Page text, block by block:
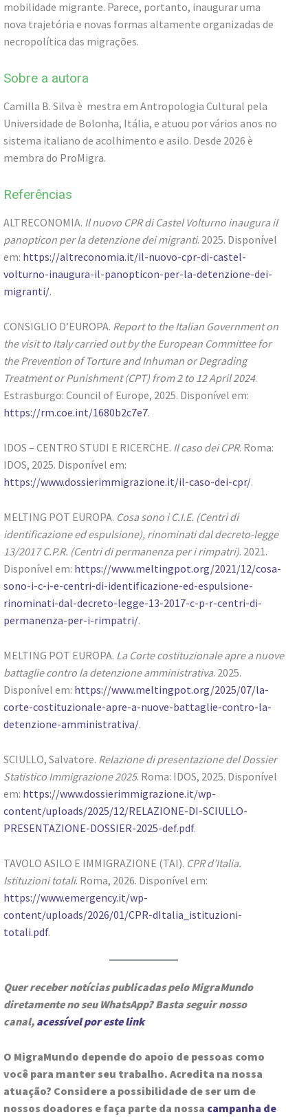
mobilidade migrante. Parece, portanto, inaugurar uma
nova trajetória e novas formas altamente organizadas de
necropolítica das migrações.
Sobre a autora
Camilla B. Silva è mestra em Antropologia Cultural pela
Universidade de Bolonha, Itália, e atuou por vários anos no
sistema italiano de acolhimento e asilo. Desde 2026 è
membra do ProMigra.
Referências
ALTRECONOMIA. Il nuovo CPR di Castel Volturno inaugura il
panopticon per la detenzione dei migranti. 2025. Disponível
em: https://altreconomia.it/il-nuovo-cpr-di-castel-
volturno-inaugura-il-panopticon-per-la-detenzione-dei-
migranti/.
CONSIGLIO D’EUROPA. Report to the Italian Government on
the visit to Italy carried out by the European Committee for
the Prevention of Torture and Inhuman or Degrading
Treatment or Punishment (CPT) from 2 to 12 April 2024.
Estrasburgo: Council of Europe, 2025. Disponível em:
https://rm.coe.int/1680b2c7e7.
IDOS – CENTRO STUDI E RICERCHE. Il caso dei CPR. Roma:
IDOS, 2025. Disponível em:
https://www.dossierimmigrazione.it/il-caso-dei-cpr/.
MELTING POT EUROPA. Cosa sono i C.I.E. (Centri di
identificazione ed espulsione), rinominati dal decreto-legge
13/2017 C.P.R. (Centri di permanenza per i rimpatri). 2021.
Disponível em: https://www.meltingpot.org/2021/12/cosa-
sono-i-c-i-e-centri-di-identificazione-ed-espulsione-
rinominati-dal-decreto-legge-13-2017-c-p-r-centri-di-
permanenza-per-i-rimpatri/.
MELTING POT EUROPA. La Corte costituzionale apre a nuove
battaglie contro la detenzione amministrativa. 2025.
Disponível em: https://www.meltingpot.org/2025/07/la-
corte-costituzionale-apre-a-nuove-battaglie-contro-la-
detenzione-amministrativa/.
SCIULLO, Salvatore. Relazione di presentazione del Dossier
Statistico Immigrazione 2025. Roma: IDOS, 2025. Disponível
em: https://www.dossierimmigrazione.it/wp-
content/uploads/2025/12/RELAZIONE-DI-SCIULLO-
PRESENTAZIONE-DOSSIER-2025-def.pdf.
TAVOLO ASILO E IMMIGRAZIONE (TAI). CPR d’Italia.
Istituzioni totali. Roma, 2026. Disponível em:
https://www.emergency.it/wp-
content/uploads/2026/01/CPR-dItalia_istituzioni-
totali.pdf.
Quer receber notícias publicadas pelo MigraMundo
diretamente no seu WhatsApp? Basta seguir nosso
canal, acessível por este link
O MigraMundo depende do apoio de pessoas como
você para manter seu trabalho. Acredita na nossa
atuação? Considere a possibilidade de ser um de
nossos doadores e faça parte da nossa campanha de